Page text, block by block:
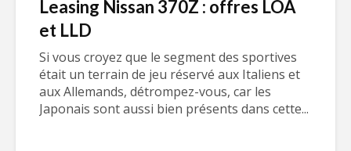
Leasing Nissan 370Z : offres LOA
et LLD
Si vous croyez que le segment des sportives
était un terrain de jeu réservé aux Italiens et
aux Allemands, détrompez-vous, car les
Japonais sont aussi bien présents dans cette...